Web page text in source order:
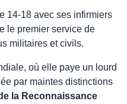
14-18 avec ses infirmiers
le premier service de
militaires et civils.
où elle paye un lourd
par maintes distinctions
la Reconnaissance